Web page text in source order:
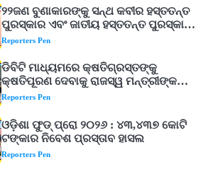
ଡିବିଟି ମାଧ୍ୟମରେ କ୍ଷତିଗ୍ରସ୍ତଙ୍କୁ
କ୍ଷତିପୂରଣ ଦେବାକୁ ରାଜସ୍ୱ ମନ୍ତ୍ରୀଙ୍କ
ନିର୍ଦ୍ଦେଶ
Reporters Pen
ଓଡ଼ିଶା ଫୁଡ୍ ପ୍ରୋ ୨୦୨୬ : ୪୩,୪୩୭ କୋଟି
ଟଙ୍କାର ନିବେଶ ପ୍ରସ୍ତାବ ହାସଲ
Reporters Pen
ଘରର ବାସ୍ତୁଦୋଷ ଦୂର କରିବ ଲିଲି ଫୁଲ!
Reporters Pen